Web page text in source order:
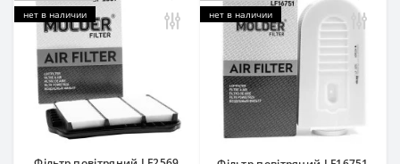
нет в наличии
нет в наличии